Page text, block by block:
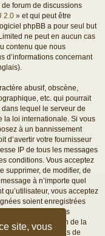
site, vous
forum de discussions
2.0 » et qui peut être
phpBB a pour seul but
ne peut en aucun cas
contenu que nous
d’informations concernant
abusif, obscène,
etc. qui pourrait
lequel le serveur de
la loi internationale. Si vous
à un bannissement
d’avertir votre fournisseur
IP de tous les messages
conditions. Vous acceptez
supprimer, de modifier, de
à n’importe quel
qu’utilisateur, vous acceptez
soient enregistrées
ne seront pas
ni « La passion de la
responsables en cas de